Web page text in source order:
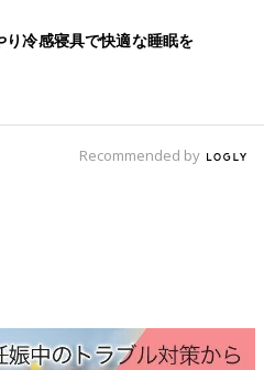
ル製のスタイは汚れが付きやす
できるのは助かりますよね◎
ない！おやつケース
り冷感寝具で快適な睡眠を
Recommended by